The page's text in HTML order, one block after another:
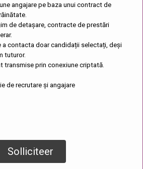
angajare pe baza unui contract de
de detașare, contracte de prestări
a contacta doar candidații selectați, deși
tuturor.
transmise prin conexiune criptată.
de recrutare și angajare
Solliciteer